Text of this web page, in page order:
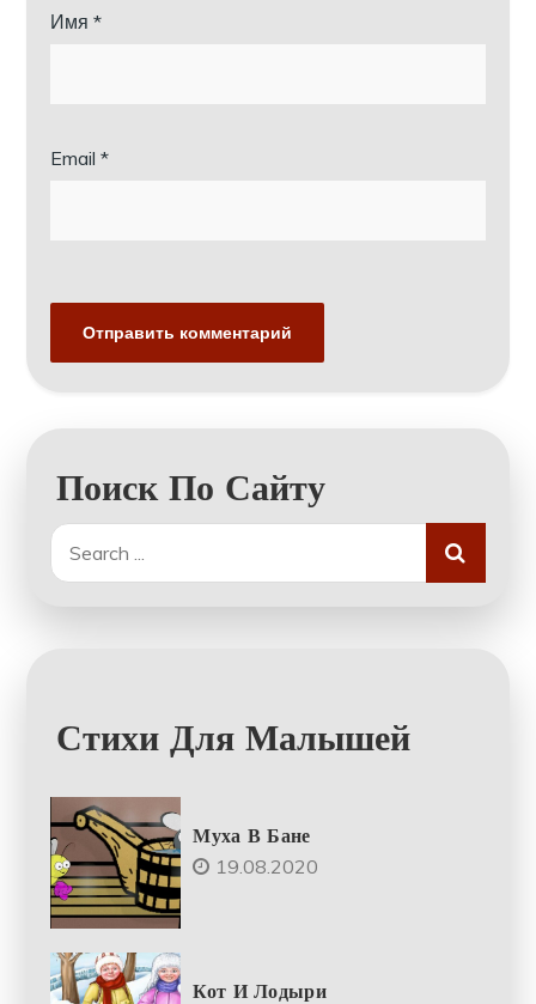
Имя*
Email*
Поиск По Сайту
Search
for:
Стихи Для Малышей
Муха В Бане
19.08.2020
Кот И Лодыри